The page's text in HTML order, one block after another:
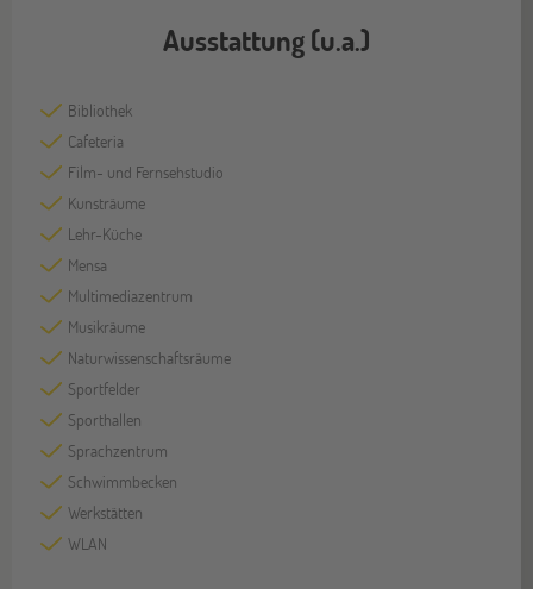
Ausstattung (u.a.)
Bibliothek
Cafeteria
Film- und Fernsehstudio
Kunsträume
Lehr-Küche
Mensa
Multimediazentrum
Musikräume
Naturwissenschaftsräume
Sportfelder
Sporthallen
Sprachzentrum
Schwimmbecken
Werkstätten
WLAN